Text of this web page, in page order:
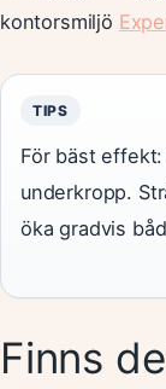
kontorsmiljö
TIPS
För bäst
underkropp.
öka gradvis
Finns